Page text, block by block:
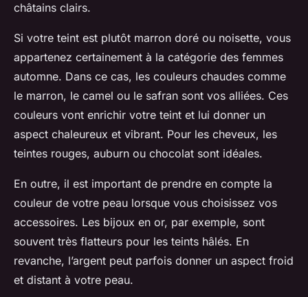
châtains clairs.
Si votre teint est plutôt marron doré ou noisette, vous
appartenez certainement à la catégorie des femmes
automne. Dans ce cas, les couleurs chaudes comme
le marron, le camel ou le safran sont vos alliées. Ces
couleurs vont enrichir votre teint et lui donner un
aspect chaleureux et vibrant. Pour les cheveux, les
teintes rouges, auburn ou chocolat sont idéales.
En outre, il est important de prendre en compte la
couleur de votre peau lorsque vous choisissez vos
accessoires. Les bijoux en or, par exemple, sont
souvent très flatteurs pour les teints hâlés. En
revanche, l’argent peut parfois donner un aspect froid
et distant à votre peau.